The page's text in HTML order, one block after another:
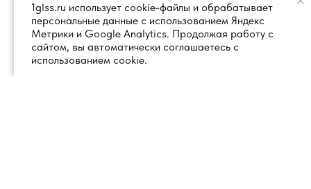
1glss.ru использует cookie-файлы и обрабатывает
персональные данные с использованием Яндекс
Метрики и Google Analytics. Продолжая работу с
сайтом, вы автоматически соглашаетесь с
использованием cookie.